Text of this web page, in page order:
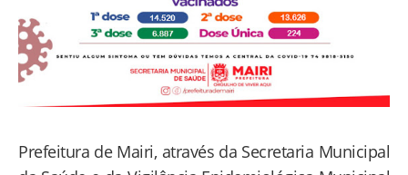
Prefeitura de Mairi, através da Secretaria Municipal